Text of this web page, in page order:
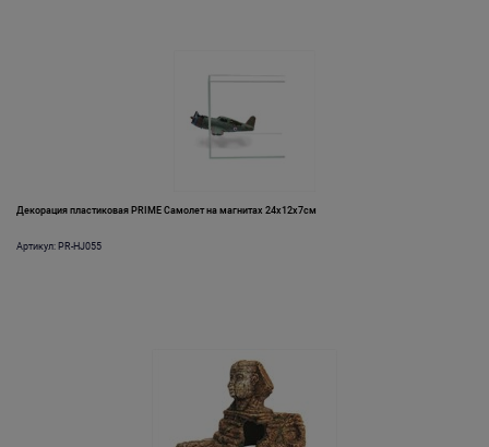
Декорация пластиковая PRIME Самолет на магнитах 24х12х7см
Артикул: PR-HJ055